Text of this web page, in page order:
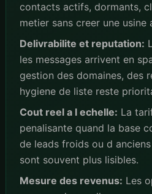
contacts actifs, dormants,
metier sans creer une
Delivrabilite et reputation:
les messages arrivent en
gestion des domaines, des
hygiene de liste reste
Cout reel a l echelle: La
penalisante quand la base
de leads froids ou d
sont souvent plus lisibles.
Mesure des revenus: Les